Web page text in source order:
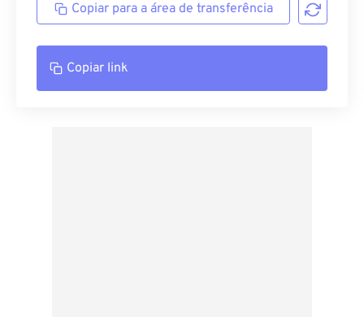
Copiar para a área de transferência
Copiar link